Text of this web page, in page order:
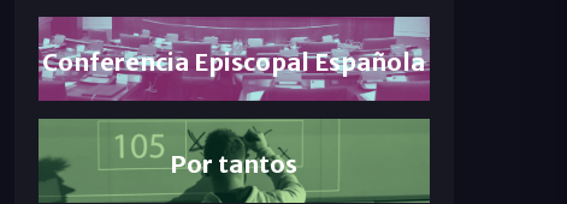
Conferencia Episcopal Española
Por tantos